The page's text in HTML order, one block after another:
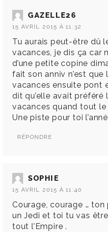
GAZELLE26
15 AVRIL 2015 À 11:32
Tu aurais peut-être dû
vacances, je dis ça car
d’une petite copine
fait son anniv n’est
vacances ensuite pont
dit qu’elle avait préféré
vacances quand tout
Une piste pour toi
RÉPONDRE
SOPHIE
15 AVRIL 2015 À 11:40
Courage, courage …
un Jedi et toi tu vas
tout l’Empire .